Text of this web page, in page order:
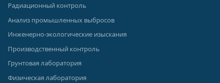
Радиационный контроль
Анализ промышленных выбросов
Инженерно-экологические изыскания
Производственный контроль
Грунтовая лаборатория
Физическая лаборатория